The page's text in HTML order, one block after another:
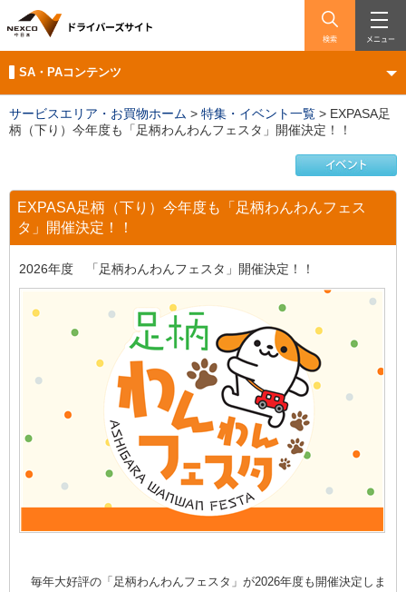
検索 メニュー
SA・PAコンテンツ
サービスエリア・お買物ホーム > 特集・イベント一覧 > EXPASA足
柄（下り）今年度も「足柄わんわんフェスタ」開催決定！！
EXPASA足柄（下り）今年度も「足柄わんわんフェス
タ」開催決定！！
2026年度 「足柄わんわんフェスタ」開催決定！！
毎年大好評の「足柄わんわんフェスタ」が2026年度も開催決定しま